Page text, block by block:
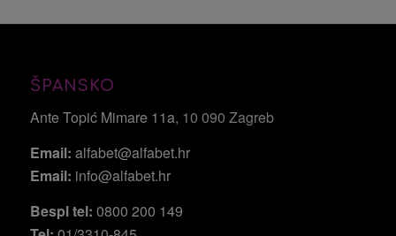
ŠPANSKO
Ante Topić Mimare 11a, 10 090 Zagreb
Email: alfabet@alfabet.hr
Email: info@alfabet.hr
Bespl tel: 0800 200 149